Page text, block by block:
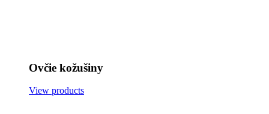
Ovčie kožušiny
View products